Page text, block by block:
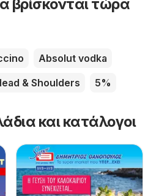
βρίσκονται τώρα
Absolut vodka
& Shoulders 5%
και κατάλογοι